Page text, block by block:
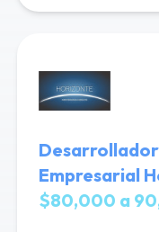
Empresarial
$80,000 a